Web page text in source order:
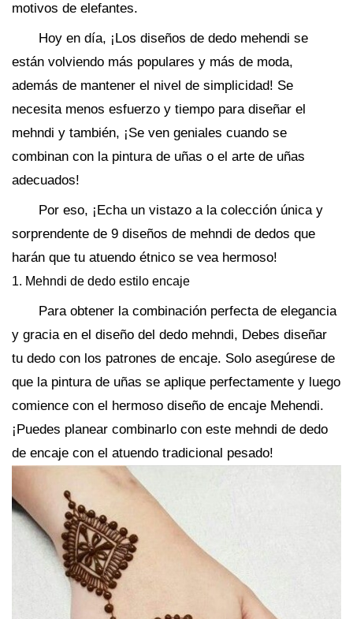
motivos de elefantes.
Hoy en día, ¡Los diseños de dedo mehendi se
están volviendo más populares y más de moda,
además de mantener el nivel de simplicidad! Se
necesita menos esfuerzo y tiempo para diseñar el
mehndi y también, ¡Se ven geniales cuando se
combinan con la pintura de uñas o el arte de uñas
adecuados!
Por eso, ¡Echa un vistazo a la colección única y
sorprendente de 9 diseños de mehndi de dedos que
harán que tu atuendo étnico se vea hermoso!
1. Mehndi de dedo estilo encaje
Para obtener la combinación perfecta de elegancia
y gracia en el diseño del dedo mehndi, Debes diseñar
tu dedo con los patrones de encaje. Solo asegúrese de
que la pintura de uñas se aplique perfectamente y luego
comience con el hermoso diseño de encaje Mehendi.
¡Puedes planear combinarlo con este mehndi de dedo
de encaje con el atuendo tradicional pesado!